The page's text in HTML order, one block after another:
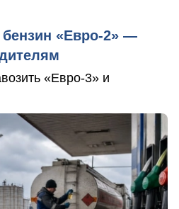
«Евро-2» —
«Евро-3» и